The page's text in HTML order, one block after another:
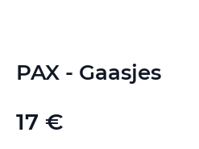
PAX - Gaasjes
17 €
naar
van